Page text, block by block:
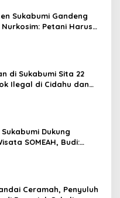
Sukabumi Gandeng
Nurkosim: Petani Harus
di Sukabumi Sita 22
Ilegal di Cidahu dan
Dukung
SOMEAH, Budi:
Ceramah, Penyuluh